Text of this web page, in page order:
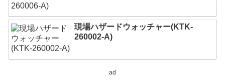
現場ハザードウォッチャー(KTK-
260002-A)
ad